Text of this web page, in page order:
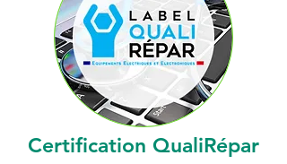
Certification QualiRépar